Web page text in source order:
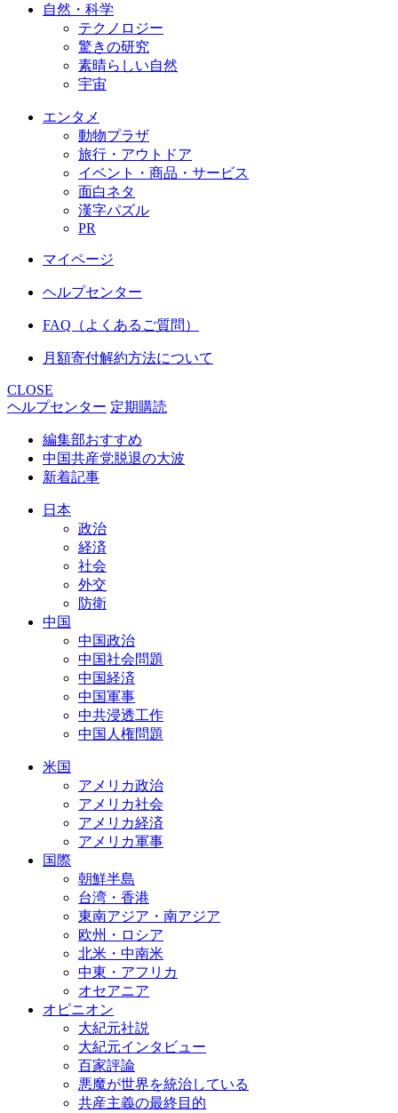
自然・科学
テクノロジー
驚きの研究
素晴らしい自然
宇宙
エンタメ
動物プラザ
旅行・アウトドア
イベント・商品・サービス
面白ネタ
漢字パズル
PR
マイページ
ヘルプセンター
FAQ（よくあるご質問）
月額寄付解約方法について
CLOSE
ヘルプセンター 定期購読
編集部おすすめ
中国共産党脱退の大波
新着記事
日本
政治
経済
社会
外交
防衛
中国
中国政治
中国社会問題
中国経済
中国軍事
中共浸透工作
中国人権問題
米国
アメリカ政治
アメリカ社会
アメリカ経済
アメリカ軍事
国際
朝鮮半島
台湾・香港
東南アジア・南アジア
欧州・ロシア
北米・中南米
中東・アフリカ
オセアニア
オピニオン
大紀元社説
大紀元インタビュー
百家評論
悪魔が世界を統治している
共産主義の最終目的